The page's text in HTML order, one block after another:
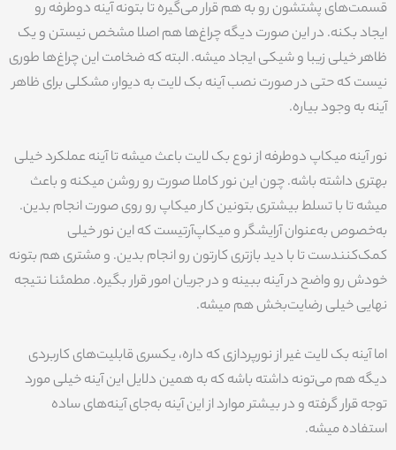
قسمت‌های پشتشون رو به هم قرار می‌گیره تا بتونه آینه دوطرفه رو
ایجاد بکنه. در این صورت دیگه چراغ‌ها هم اصلا مشخص نیستن و یک
ظاهر خیلی زیبا و شیکی ایجاد میشه. البته که ضخامت این چراغ‌ها طوری
نیست که حتی در صورت نصب آینه بک‌ لایت به دیوار، مشکلی برای ظاهر
آینه به وجود بیاره.
نور آینه میکاپ دوطرفه از نوع بک لایت باعث میشه تا آینه عملکرد خیلی
بهتری داشته باشه. چون این نور کاملا صورت رو روشن میکنه و باعث
میشه تا با تسلط بیشتری بتونین کار میکاپ رو روی صورت انجام بدین.
به‌خصوص به‌عنوان آرایشگر و میکاپ‌آرتیست که این نور خیلی
کمک‌کنندست تا با دید بازتری کارتون رو انجام بدین. و مشتری هم بتونه
خودش رو واضح در آینه ببینه و در جریان امور قرار بگیره. مطمئنا نتیجه
نهایی خیلی رضایت‌بخش هم میشه.
اما آینه بک لایت غیر از نورپردازی که داره، یکسری قابلیت‌های کاربردی
دیگه هم می‌تونه داشته باشه که به همین دلایل این آینه خیلی مورد
توجه قرار گرفته و در بیشتر موارد از این آینه به‌جای آینه‌های ساده
استفاده میشه.